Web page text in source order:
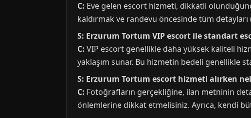
C: Eve gelen escort hizmeti, dikkatli
kaldırmak ve randevu öncesinde tüm
S: Erzurum Tortum VIP escort ile standart
C: VIP escort genellikle daha yüksek kaliteli
yaklaşım sunar. Bu hizmetin bedeli genellikle
S: Erzurum Tortum escort hizmeti alırken
C: Fotoğrafların gerçekliğine, ilan metninin
önlemlerine dikkat etmelisiniz. Ayrıca, kendi